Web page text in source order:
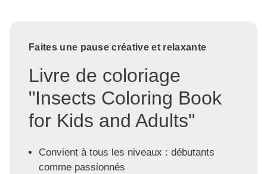
Faites une pause créative et relaxante
Livre de coloriage
"Insects Coloring Book
for Kids and Adults"
Convient à tous les niveaux : débutants
comme passionnés